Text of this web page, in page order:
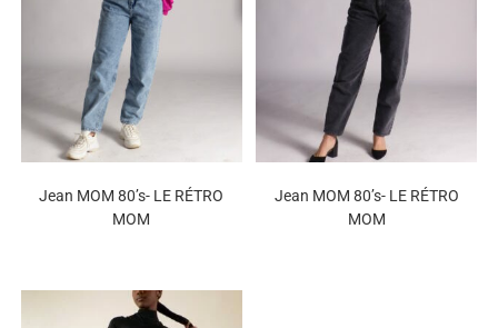
Jean MOM 80’s- LE RÉTRO
MOM
Jean MOM 80’s- LE RÉTRO
MOM